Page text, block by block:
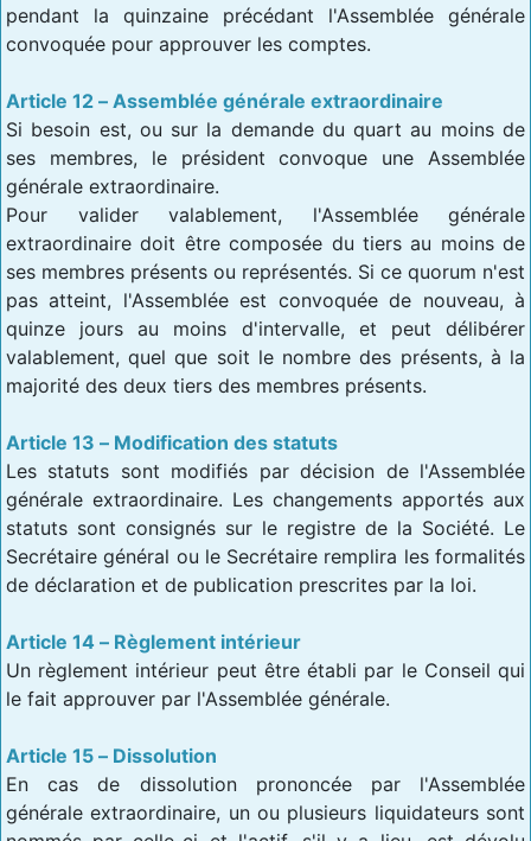
pendant la quinzaine précédant l'Assemblée générale
convoquée pour approuver les comptes.
Article 12 – Assemblée générale extraordinaire
Si besoin est, ou sur la demande du quart au moins de
ses membres, le président convoque une Assemblée
générale extraordinaire.
Pour valider valablement, l'Assemblée générale
extraordinaire doit être composée du tiers au moins de
ses membres présents ou représentés. Si ce quorum n'est
pas atteint, l'Assemblée est convoquée de nouveau, à
quinze jours au moins d'intervalle, et peut délibérer
valablement, quel que soit le nombre des présents, à la
majorité des deux tiers des membres présents.
Article 13 – Modification des statuts
Les statuts sont modifiés par décision de l'Assemblée
générale extraordinaire. Les changements apportés aux
statuts sont consignés sur le registre de la Société. Le
Secrétaire général ou le Secrétaire remplira les formalités
de déclaration et de publication prescrites par la loi.
Article 14 – Règlement intérieur
Un règlement intérieur peut être établi par le Conseil qui
le fait approuver par l'Assemblée générale.
Article 15 – Dissolution
En cas de dissolution prononcée par l'Assemblée
générale extraordinaire, un ou plusieurs liquidateurs sont